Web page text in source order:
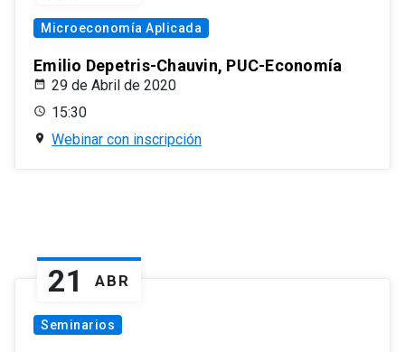
Microeconomía Aplicada
Emilio Depetris-Chauvin, PUC-Economía
29 de Abril de 2020
15:30
Webinar con inscripción
21 ABR
Seminarios